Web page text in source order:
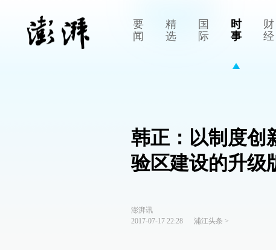
要
闻
精
选
国
际
时
事
财
经
韩正：以制度创
验区建设的升级
澎湃讯
2017-07-17 22:28
浦江头条 >